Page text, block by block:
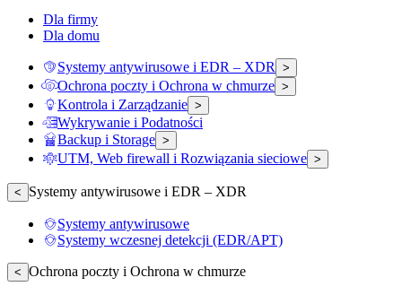
Dla firmy
Dla domu
Systemy antywirusowe i EDR – XDR >
Ochrona poczty i Ochrona w chmurze >
Kontrola i Zarządzanie >
Wykrywanie i Podatności
Backup i Storage >
UTM, Web firewall i Rozwiązania sieciowe >
< Systemy antywirusowe i EDR – XDR
Systemy antywirusowe
Systemy wczesnej detekcji (EDR/APT)
< Ochrona poczty i Ochrona w chmurze